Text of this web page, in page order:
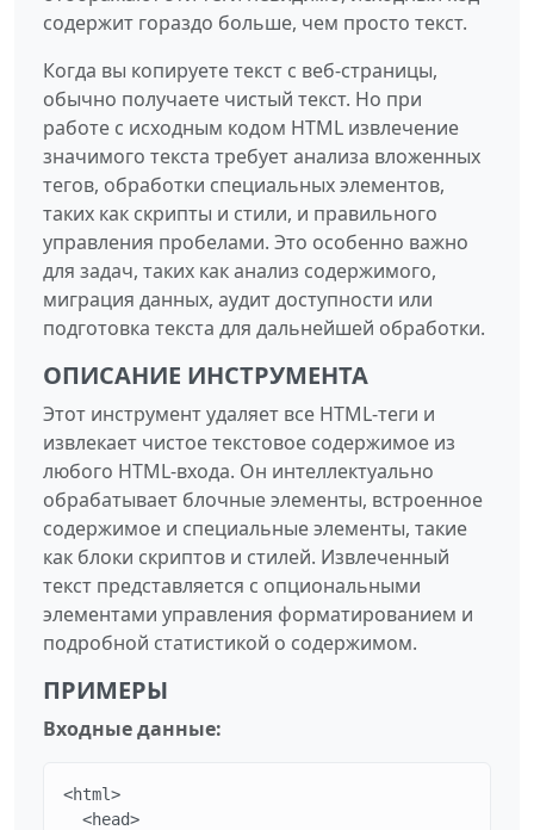
содержит гораздо больше, чем просто текст.
Когда вы копируете текст с веб-страницы,
обычно получаете чистый текст. Но при
работе с исходным кодом HTML извлечение
значимого текста требует анализа вложенных
тегов, обработки специальных элементов,
таких как скрипты и стили, и правильного
управления пробелами. Это особенно важно
для задач, таких как анализ содержимого,
миграция данных, аудит доступности или
подготовка текста для дальнейшей обработки.
ОПИСАНИЕ ИНСТРУМЕНТА
Этот инструмент удаляет все HTML-теги и
извлекает чистое текстовое содержимое из
любого HTML-входа. Он интеллектуально
обрабатывает блочные элементы, встроенное
содержимое и специальные элементы, такие
как блоки скриптов и стилей. Извлеченный
текст представляется с опциональными
элементами управления форматированием и
подробной статистикой о содержимом.
ПРИМЕРЫ
Входные данные:
<html>
  <head>